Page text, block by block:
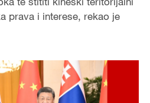
prava i interese, rekao je